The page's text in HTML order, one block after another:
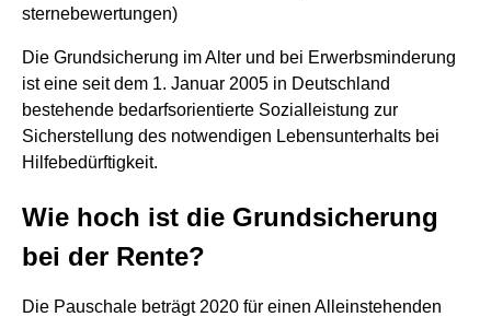
sternebewertungen)
Die Grundsicherung im Alter und bei Erwerbsminderung
ist eine seit dem 1. Januar 2005 in Deutschland
bestehende bedarfsorientierte Sozialleistung zur
Sicherstellung des notwendigen Lebensunterhalts bei
Hilfebedürftigkeit.
Wie hoch ist die Grundsicherung
bei der Rente?
Die Pauschale beträgt 2020 für einen Alleinstehenden